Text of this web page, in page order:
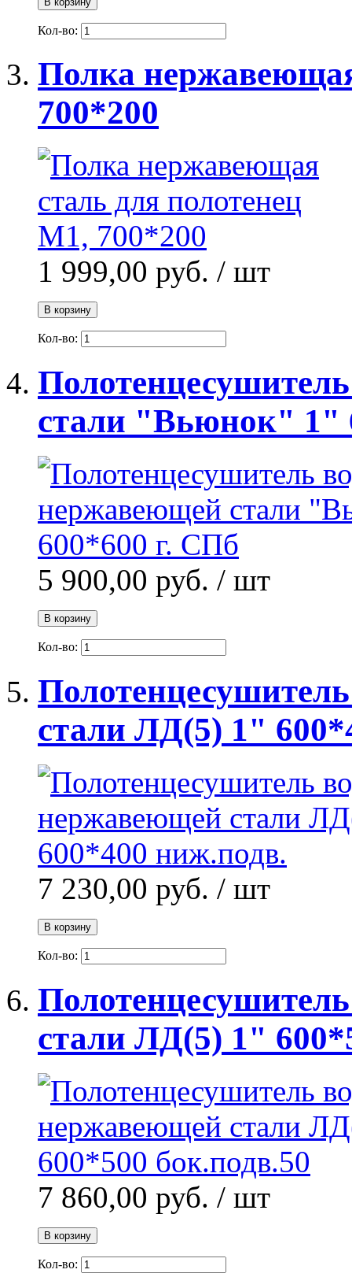
Кол-во:
Полка
700*200
1 999,00 руб. / шт
В корзину
Кол-во:
стали "Вьюнок" 1"
5 900,00 руб. / шт
В корзину
Кол-во:
стали ЛД(5) 1"
7 230,00 руб. / шт
В корзину
Кол-во:
стали ЛД(5) 1"
7 860,00 руб. / шт
В корзину
Кол-во: